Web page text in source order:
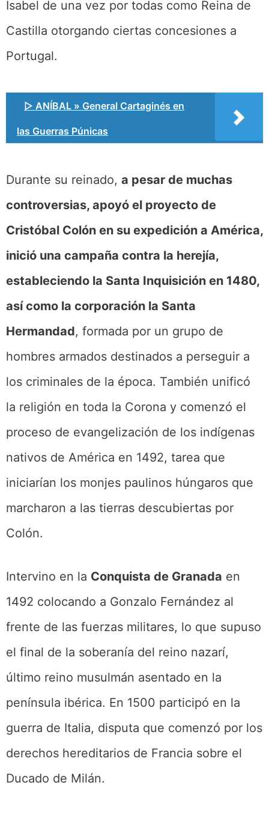
Isabel de una vez por todas como Reina de
Castilla otorgando ciertas concesiones a
Portugal.
▷ ANÍBAL » General Cartaginés en
las Guerras Púnicas
Durante su reinado, a pesar de muchas
controversias, apoyó el proyecto de
Cristóbal Colón en su expedición a América,
inició una campaña contra la herejía,
estableciendo la Santa Inquisición en 1480,
así como la corporación la Santa
Hermandad, formada por un grupo de
hombres armados destinados a perseguir a
los criminales de la época. También unificó
la religión en toda la Corona y comenzó el
proceso de evangelización de los indígenas
nativos de América en 1492, tarea que
iniciarían los monjes paulinos húngaros que
marcharon a las tierras descubiertas por
Colón.
Intervino en la Conquista de Granada en
1492 colocando a Gonzalo Fernández al
frente de las fuerzas militares, lo que supuso
el final de la soberanía del reino nazarí,
último reino musulmán asentado en la
península ibérica. En 1500 participó en la
guerra de Italia, disputa que comenzó por los
derechos hereditarios de Francia sobre el
Ducado de Milán.